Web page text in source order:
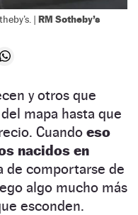
| RM Sotheby’s
y otros que
mapa hasta que
Cuando eso
nacidos en
de comportarse de
algo mucho más
esconden.